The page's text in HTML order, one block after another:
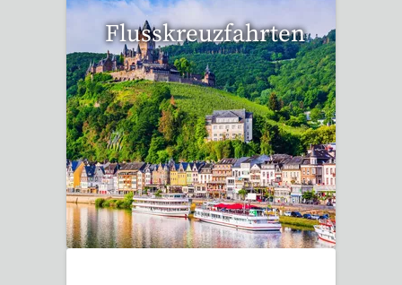
Flusskreuzfahrten
6 Reisen gefunden